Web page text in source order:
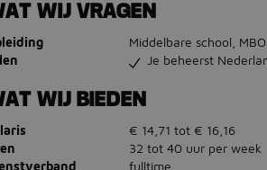
WIJ VRAGEN
Middelbare school,
Je beheerst
WIJ BIEDEN
€ 14,71 tot € 16,16
32 tot 40 uur per week
fulltime